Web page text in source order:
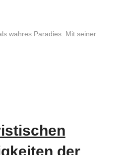
wahres Paradies. Mit seiner
der